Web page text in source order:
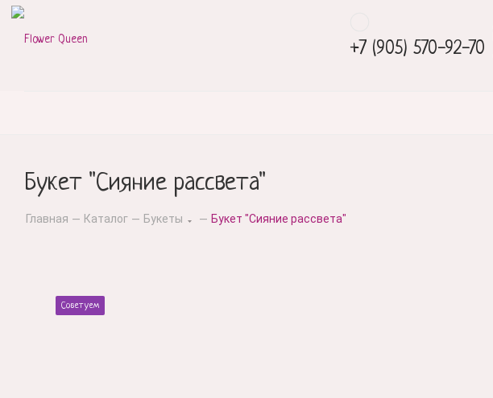
+7 (905) 570-92-70
Букет "Сияние рассвета"
Главная — Каталог — Букеты — Букет "Сияние рассвета"
Советуем